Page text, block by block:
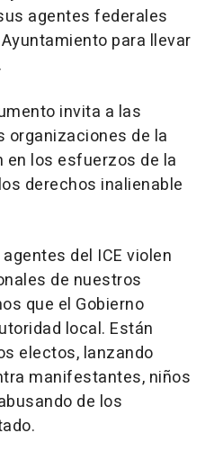
agentes federales
para llevar
invita a las
organizaciones de la
en los esfuerzos de la
derechos inalienable
del ICE violen
de nuestros
que el Gobierno
local. Están
electos, lanzando
manifestantes, niños
de los